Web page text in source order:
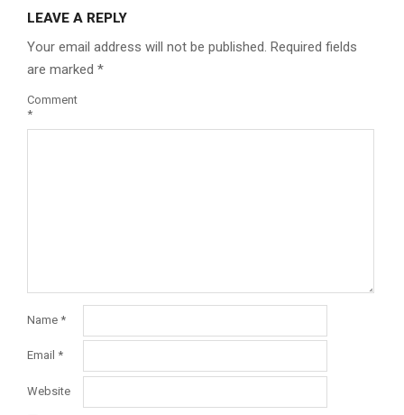
LEAVE A REPLY
Your email address will not be published. Required fields
are marked *
Comment
*
Name *
Email *
Website